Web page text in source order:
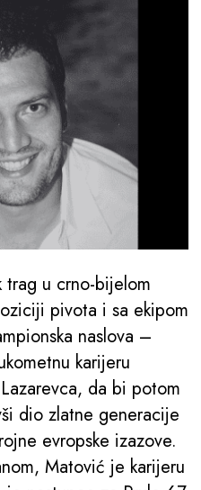
u crno-bijelom
pivota i sa ekipom
naslova –
karijeru
da bi potom
dio zlatne generacije
evropske izazove.
Matović je karijeru